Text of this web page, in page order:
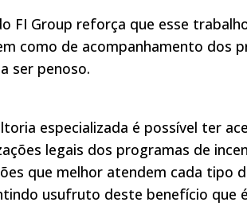
FI Group reforça que esse
como de acompanhamento dos
ser penoso.
especializada é possível ter
legais dos programas de
que melhor atendem cada tipo
usufruto deste benefício que